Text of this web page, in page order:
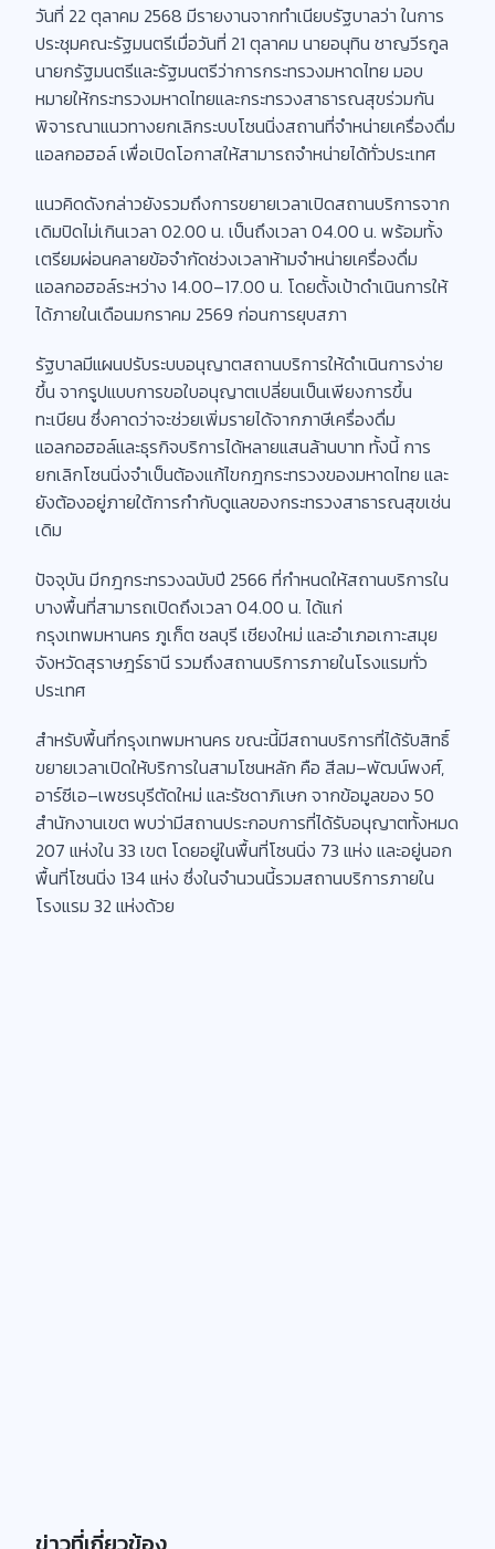
วันที่ 22 ตุลาคม 2568 มีรายงานจากทำเนียบรัฐบาลว่า ในการ
ประชุมคณะรัฐมนตรีเมื่อวันที่ 21 ตุลาคม นายอนุทิน ชาญวีรกูล
นายกรัฐมนตรีและรัฐมนตรีว่าการกระทรวงมหาดไทย มอบ
หมายให้กระทรวงมหาดไทยและกระทรวงสาธารณสุขร่วมกัน
พิจารณาแนวทางยกเลิกระบบโซนนิ่งสถานที่จำหน่ายเครื่องดื่ม
แอลกอฮอล์ เพื่อเปิดโอกาสให้สามารถจำหน่ายได้ทั่วประเทศ
แนวคิดดังกล่าวยังรวมถึงการขยายเวลาเปิดสถานบริการจาก
เดิมปิดไม่เกินเวลา 02.00 น. เป็นถึงเวลา 04.00 น. พร้อมทั้ง
เตรียมผ่อนคลายข้อจำกัดช่วงเวลาห้ามจำหน่ายเครื่องดื่ม
แอลกอฮอล์ระหว่าง 14.00–17.00 น. โดยตั้งเป้าดำเนินการให้
ได้ภายในเดือนมกราคม 2569 ก่อนการยุบสภา
รัฐบาลมีแผนปรับระบบอนุญาตสถานบริการให้ดำเนินการง่าย
ขึ้น จากรูปแบบการขอใบอนุญาตเปลี่ยนเป็นเพียงการขึ้น
ทะเบียน ซึ่งคาดว่าจะช่วยเพิ่มรายได้จากภาษีเครื่องดื่ม
แอลกอฮอล์และธุรกิจบริการได้หลายแสนล้านบาท ทั้งนี้ การ
ยกเลิกโซนนิ่งจำเป็นต้องแก้ไขกฎกระทรวงของมหาดไทย และ
ยังต้องอยู่ภายใต้การกำกับดูแลของกระทรวงสาธารณสุขเช่น
เดิม
ปัจจุบัน มีกฎกระทรวงฉบับปี 2566 ที่กำหนดให้สถานบริการใน
บางพื้นที่สามารถเปิดถึงเวลา 04.00 น. ได้แก่
กรุงเทพมหานคร ภูเก็ต ชลบุรี เชียงใหม่ และอำเภอเกาะสมุย
จังหวัดสุราษฎร์ธานี รวมถึงสถานบริการภายในโรงแรมทั่ว
ประเทศ
สำหรับพื้นที่กรุงเทพมหานคร ขณะนี้มีสถานบริการที่ได้รับสิทธิ์
ขยายเวลาเปิดให้บริการในสามโซนหลัก คือ สีลม–พัฒน์พงศ์,
อาร์ซีเอ–เพชรบุรีตัดใหม่ และรัชดาภิเษก จากข้อมูลของ 50
สำนักงานเขต พบว่ามีสถานประกอบการที่ได้รับอนุญาตทั้งหมด
207 แห่งใน 33 เขต โดยอยู่ในพื้นที่โซนนิ่ง 73 แห่ง และอยู่นอก
พื้นที่โซนนิ่ง 134 แห่ง ซึ่งในจำนวนนี้รวมสถานบริการภายใน
โรงแรม 32 แห่งด้วย